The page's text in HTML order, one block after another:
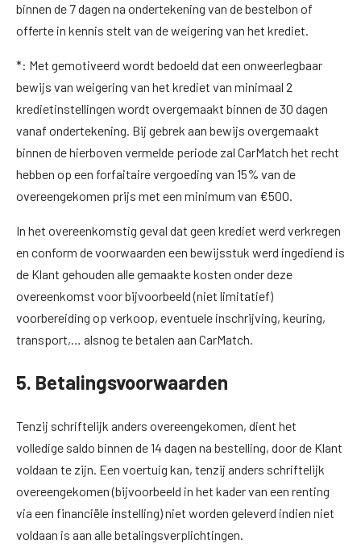
binnen de 7 dagen na ondertekening van de bestelbon of
offerte in kennis stelt van de weigering van het krediet.
*: Met gemotiveerd wordt bedoeld dat een onweerlegbaar
bewijs van weigering van het krediet van minimaal 2
kredietinstellingen wordt overgemaakt binnen de 30 dagen
vanaf ondertekening. Bij gebrek aan bewijs overgemaakt
binnen de hierboven vermelde periode zal CarMatch het recht
hebben op een forfaitaire vergoeding van 15% van de
overeengekomen prijs met een minimum van €500.
In het overeenkomstig geval dat geen krediet werd verkregen
en conform de voorwaarden een bewijsstuk werd ingediend is
de Klant gehouden alle gemaakte kosten onder deze
overeenkomst voor bijvoorbeeld (niet limitatief)
voorbereiding op verkoop, eventuele inschrijving, keuring,
transport,… alsnog te betalen aan CarMatch.
5. Betalingsvoorwaarden
Tenzij schriftelijk anders overeengekomen, dient het
volledige saldo binnen de 14 dagen na bestelling, door de Klant
voldaan te zijn. Een voertuig kan, tenzij anders schriftelijk
overeengekomen (bijvoorbeeld in het kader van een renting
via een financiële instelling) niet worden geleverd indien niet
voldaan is aan alle betalingsverplichtingen.